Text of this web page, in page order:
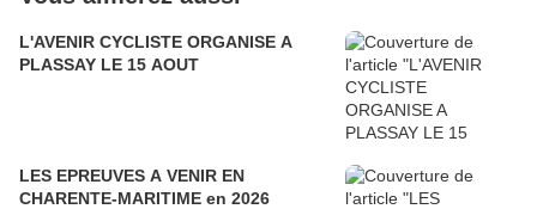
L'AVENIR CYCLISTE ORGANISE A
PLASSAY LE 15 AOUT
LES EPREUVES A VENIR EN
CHARENTE-MARITIME en 2026